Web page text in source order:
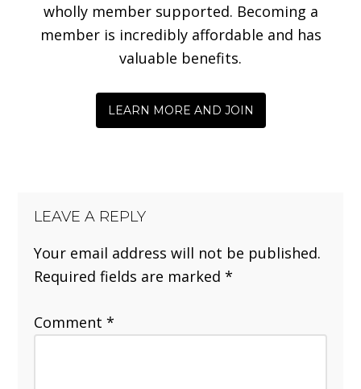
wholly member supported. Becoming a
member is incredibly affordable and has
valuable benefits.
LEARN MORE AND JOIN
LEAVE A REPLY
Your email address will not be published.
Required fields are marked*
Comment*